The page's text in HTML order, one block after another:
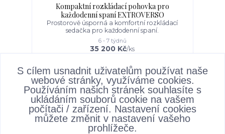
Kompaktní rozkládací pohovka pro
každodenní spaní EXTROVERSO
Prostorově úsporná a komfortní rozkládací
sedačka pro každodenní spaní.
35 200 Kč/ks
6 - 7 týdnů
Detail
EXPRES DODÁNÍ
Doprava ZDARMA
S cílem usnadnit uživatelům používat naše
webové stránky, využíváme cookies.
Používáním našich stránek souhlasíte s
ukládáním souborů cookie na vašem
počítači / zařízení. Nastavení cookies
můžete změnit v nastavení vašeho
prohlížeče.